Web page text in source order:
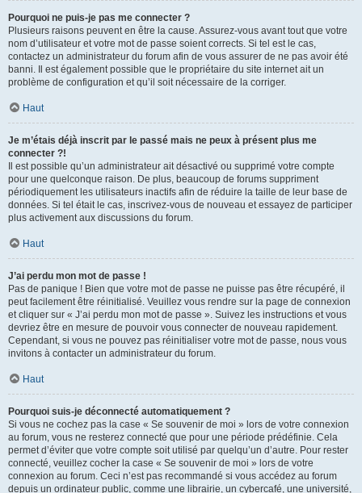
Pourquoi ne puis-je pas me connecter ?
Plusieurs raisons peuvent en être la cause. Assurez-vous avant tout que votre
nom d’utilisateur et votre mot de passe soient corrects. Si tel est le cas,
contactez un administrateur du forum afin de vous assurer de ne pas avoir été
banni. Il est également possible que le propriétaire du site internet ait un
problème de configuration et qu’il soit nécessaire de la corriger.
Haut
Je m’étais déjà inscrit par le passé mais ne peux à présent plus me
connecter ?!
Il est possible qu’un administrateur ait désactivé ou supprimé votre compte
pour une quelconque raison. De plus, beaucoup de forums suppriment
périodiquement les utilisateurs inactifs afin de réduire la taille de leur base de
données. Si tel était le cas, inscrivez-vous de nouveau et essayez de participer
plus activement aux discussions du forum.
Haut
J’ai perdu mon mot de passe !
Pas de panique ! Bien que votre mot de passe ne puisse pas être récupéré, il
peut facilement être réinitialisé. Veuillez vous rendre sur la page de connexion
et cliquer sur « J’ai perdu mon mot de passe ». Suivez les instructions et vous
devriez être en mesure de pouvoir vous connecter de nouveau rapidement.
Cependant, si vous ne pouvez pas réinitialiser votre mot de passe, nous vous
invitons à contacter un administrateur du forum.
Haut
Pourquoi suis-je déconnecté automatiquement ?
Si vous ne cochez pas la case « Se souvenir de moi » lors de votre connexion
au forum, vous ne resterez connecté que pour une période prédéfinie. Cela
permet d’éviter que votre compte soit utilisé par quelqu’un d’autre. Pour rester
connecté, veuillez cocher la case « Se souvenir de moi » lors de votre
connexion au forum. Ceci n’est pas recommandé si vous accédez au forum
depuis un ordinateur public, comme une librairie, un cybercafé, une université,